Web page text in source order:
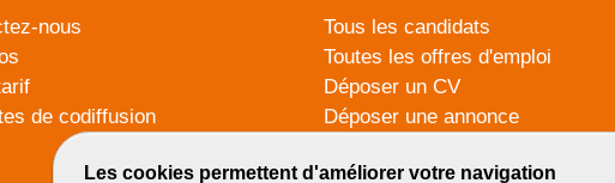
Les cookies permettent d'améliorer votre navigation
nous
de codiffusion
Tous les candidats
Toutes les offres d'emploi
Déposer un CV
Déposer une annonce